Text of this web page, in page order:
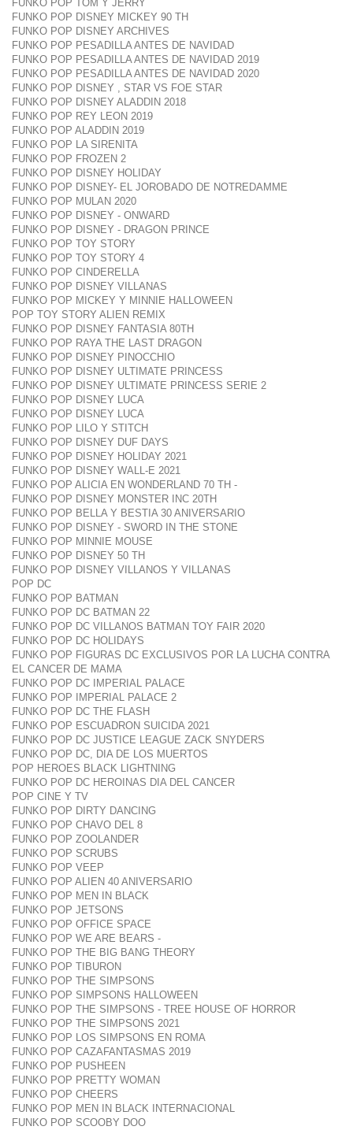
FUNKO POP TOM Y JERRY
FUNKO POP DISNEY MICKEY 90 TH
FUNKO POP DISNEY ARCHIVES
FUNKO POP PESADILLA ANTES DE NAVIDAD
FUNKO POP PESADILLA ANTES DE NAVIDAD 2019
FUNKO POP PESADILLA ANTES DE NAVIDAD 2020
FUNKO POP DISNEY , STAR VS FOE STAR
FUNKO POP DISNEY ALADDIN 2018
FUNKO POP REY LEON 2019
FUNKO POP ALADDIN 2019
FUNKO POP LA SIRENITA
FUNKO POP FROZEN 2
FUNKO POP DISNEY HOLIDAY
FUNKO POP DISNEY- EL JOROBADO DE NOTREDAMME
FUNKO POP MULAN 2020
FUNKO POP DISNEY - ONWARD
FUNKO POP DISNEY - DRAGON PRINCE
FUNKO POP TOY STORY
FUNKO POP TOY STORY 4
FUNKO POP CINDERELLA
FUNKO POP DISNEY VILLANAS
FUNKO POP MICKEY Y MINNIE HALLOWEEN
POP TOY STORY ALIEN REMIX
FUNKO POP DISNEY FANTASIA 80TH
FUNKO POP RAYA THE LAST DRAGON
FUNKO POP DISNEY PINOCCHIO
FUNKO POP DISNEY ULTIMATE PRINCESS
FUNKO POP DISNEY ULTIMATE PRINCESS SERIE 2
FUNKO POP DISNEY LUCA
FUNKO POP DISNEY LUCA
FUNKO POP LILO Y STITCH
FUNKO POP DISNEY DUF DAYS
FUNKO POP DISNEY HOLIDAY 2021
FUNKO POP DISNEY WALL-E 2021
FUNKO POP ALICIA EN WONDERLAND 70 TH -
FUNKO POP DISNEY MONSTER INC 20TH
FUNKO POP BELLA Y BESTIA 30 ANIVERSARIO
FUNKO POP DISNEY - SWORD IN THE STONE
FUNKO POP MINNIE MOUSE
FUNKO POP DISNEY 50 TH
FUNKO POP DISNEY VILLANOS Y VILLANAS
POP DC
FUNKO POP BATMAN
FUNKO POP DC BATMAN 22
FUNKO POP DC VILLANOS BATMAN TOY FAIR 2020
FUNKO POP DC HOLIDAYS
FUNKO POP FIGURAS DC EXCLUSIVOS POR LA LUCHA CONTRA
EL CANCER DE MAMA
FUNKO POP DC IMPERIAL PALACE
FUNKO POP IMPERIAL PALACE 2
FUNKO POP DC THE FLASH
FUNKO POP ESCUADRON SUICIDA 2021
FUNKO POP DC JUSTICE LEAGUE ZACK SNYDERS
FUNKO POP DC, DIA DE LOS MUERTOS
POP HEROES BLACK LIGHTNING
FUNKO POP DC HEROINAS DIA DEL CANCER
POP CINE Y TV
FUNKO POP DIRTY DANCING
FUNKO POP CHAVO DEL 8
FUNKO POP ZOOLANDER
FUNKO POP SCRUBS
FUNKO POP VEEP
FUNKO POP ALIEN 40 ANIVERSARIO
FUNKO POP MEN IN BLACK
FUNKO POP JETSONS
FUNKO POP OFFICE SPACE
FUNKO POP WE ARE BEARS -
FUNKO POP THE BIG BANG THEORY
FUNKO POP TIBURON
FUNKO POP THE SIMPSONS
FUNKO POP SIMPSONS HALLOWEEN
FUNKO POP THE SIMPSONS - TREE HOUSE OF HORROR
FUNKO POP THE SIMPSONS 2021
FUNKO POP LOS SIMPSONS EN ROMA
FUNKO POP CAZAFANTASMAS 2019
FUNKO POP PUSHEEN
FUNKO POP PRETTY WOMAN
FUNKO POP CHEERS
FUNKO POP MEN IN BLACK INTERNACIONAL
FUNKO POP SCOOBY DOO